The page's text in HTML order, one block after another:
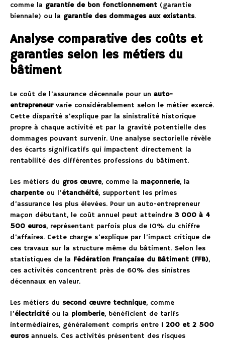
comme la garantie de bon fonctionnement (garantie
biennale) ou la garantie des dommages aux existants.
Analyse comparative des coûts et
garanties selon les métiers du
bâtiment
Le coût de l’assurance décennale pour un auto-
entrepreneurvarie considérablement selon le métier exercé.
Cette disparité s’explique par la sinistralité historique
propre à chaque activité et par la gravité potentielle des
dommages pouvant survenir. Une analyse sectorielle révèle
des écarts significatifs qui impactent directement la
rentabilité des différentes professions du bâtiment.
Les métiers du gros œuvre, comme la maçonnerie, la
charpenteou l’étanchéité, supportent les primes
d’assurance les plus élevées. Pour un auto-entrepreneur
maçon débutant, le coût annuel peut atteindre 3 000 à 4
500 euros, représentant parfois plus de 10% du chiffre
d’affaires. Cette charge s’explique par l’impact critique de
ces travaux sur la structure même du bâtiment. Selon les
statistiques de la Fédération Française du Bâtiment (FFB),
ces activités concentrent près de 60% des sinistres
décennaux en valeur.
Les métiers du second œuvre technique, comme
l’électricitéou la plomberie, bénéficient de tarifs
intermédiaires, généralement compris entre 1 200 et 2 500
eurosannuels. Ces activités présentent des risques